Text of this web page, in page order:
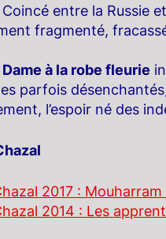
Coincé entre la Russie
fragmenté,
Dame à la robe fleurie
parfois
l’espoir né des
2017 :
2014 : Les